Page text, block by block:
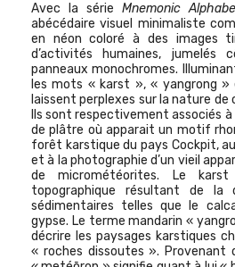
Avec la série Mnemonic
abécédaire visuel minimaliste
en néon coloré à des images
d’activités humaines,
panneaux monochromes.
les mots « karst », « yangrong
laissent perplexes sur la nature
Ils sont respectivement associés à
de plâtre où apparait un motif
forêt karstique du pays Cockpit,
et à la photographie d’un vieil
de micrométéorites. Le
topographique résultant de la
sédimentaires telles que le
gypse. Le terme mandarin «
décrire les paysages karstiques
« roches dissoutes ». Provenant